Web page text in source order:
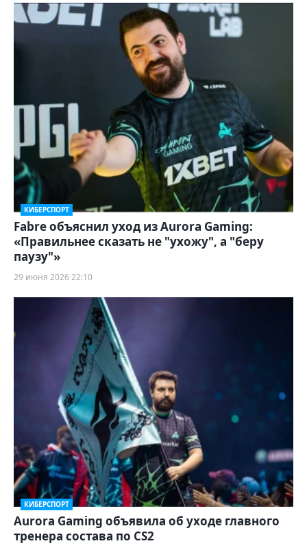
КИБЕРСПОРТ
Fabre объяснил уход из Aurora Gaming:
«Правильнее сказать не "ухожу", а "беру
паузу"»
29 июня 2026 22:10
КИБЕРСПОРТ
Aurora Gaming объявила об уходе главного
тренера состава по CS2